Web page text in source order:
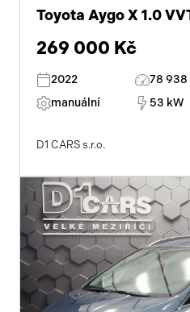
Toyota Aygo X 1.0
269 000 Kč
2022 78 938
manuální
53 kW
D1 CARS s.r.o.